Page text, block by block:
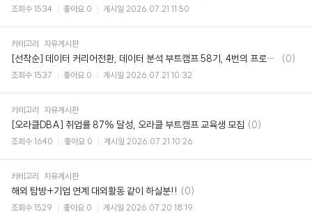
조회수 1534 좋아요 0 게시일 2026.07.21 11:50
카테고리 자유게시판
[선착순] 데이터 커리어전환, 데이터 분석 부트캠프 58기, 4번의 프로젝트로 실무 종결
댓
(0)
조회수 1537 좋아요 0 게시일 2026.07.21 10:32
카테고리 자유게시판
[오라클DBA] 취업률 87% 달성, 오라클 부트캠프 교육생 모집 댓
(0)
조회수 1640 좋아요 0 게시일 2026.07.21 10:26
카테고리 자유게시판
해외 탐방+기업 연계 대외활동 같이 하실분!! 댓
글
(0)
조회수 1529 좋아요 0 게시일 2026.07.20 18:19